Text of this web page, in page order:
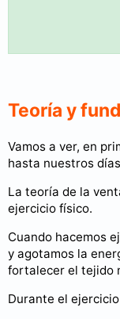
Teoría y
Vamos a ver, en
hasta nuestros
La teoría de la
ejercicio físico.
Cuando hacemos
y agotamos la
fortalecer el tejido
Durante el